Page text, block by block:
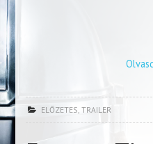
ELŐZETES ,TRAILER